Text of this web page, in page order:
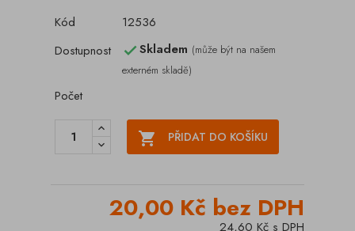
Kód
12536
Dostupnost
Skladem (může být na našem
externém skladě)
Počet
 PŘIDAT DO KOŠÍKU
20,00 Kč bez DPH
24,60 Kč s DPH